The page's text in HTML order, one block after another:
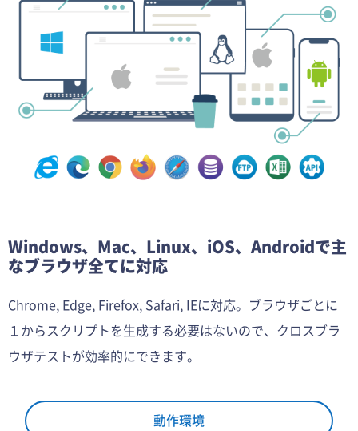
Windows、Mac、Linux、iOS、Androidで主
なブラウザ全てに対応
Chrome, Edge, Firefox, Safari, IEに対応。ブラウザごとに
１からスクリプトを生成する必要はないので、クロスブラ
ウザテストが効率的にできます。
動作環境